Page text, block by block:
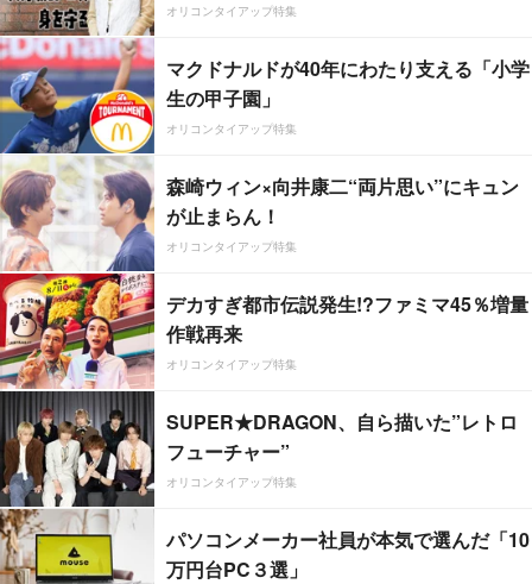
オリコンタイアップ特集
マクドナルドが40年にわたり支える「小学
生の甲子園」
オリコンタイアップ特集
森崎ウィン×向井康二“両片思い”にキュン
が止まらん！
オリコンタイアップ特集
デカすぎ都市伝説発生!?ファミマ45％増量
作戦再来
オリコンタイアップ特集
SUPER★DRAGON、自ら描いた”レトロ
フューチャー”
オリコンタイアップ特集
パソコンメーカー社員が本気で選んだ「10
万円台PC３選」